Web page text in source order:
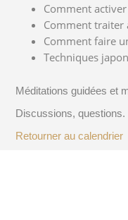
Comment
Comment traiter
Comment faire
Techniques
Méditations guidées et
Discussions, questions.
Retourner au calendrier